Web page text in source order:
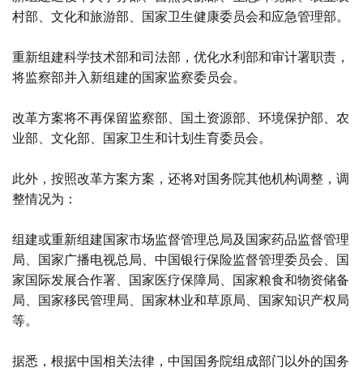
村部、文化和旅游部、国家卫生健康委员会和应急管理部。
重新组建科学技术部和司法部，优化水利部和审计署职责，
将监察部并入新组建的国家监察委员会。
改革方案将不再保留监察部、国土资源部、环境保护部、农
业部、文化部、国家卫生和计划生育委员会。
此外，按照改革方案方案，还将对国务院其他机构调整，调
整情况为：
组建或重新组建国家市场监督管理总局及国家药品监督管理
局、国家广播电视总局、中国银行保险监督管理委员会、国
家国际发展合作署、国家医疗保障局、国家粮食和物资储备
局、国家移民管理局、国家林业和草原局、国家知识产权局
等。
据悉，根据中国相关法律，中国国务院组成部门以外的国务